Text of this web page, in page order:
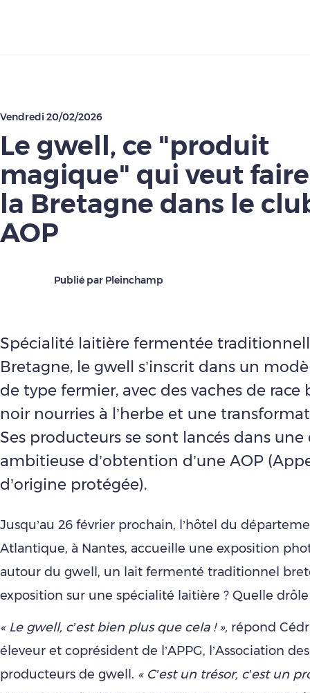
Vendredi 20/02/2026
Le gwell, ce "produit
magique" qui veut
la Bretagne dans le
AOP
Publié par Pleinchamp
Spécialité laitière fermentée
Bretagne, le gwell s’inscrit dans un
de type fermier, avec des vaches de
noir nourries à l’herbe et une
Ses producteurs se sont lancés dans
ambitieuse d’obtention d’une AOP
d’origine protégée).
Jusqu’au 26 février prochain, l’hôtel du
Atlantique, à Nantes, accueille une exposition
autour du gwell, un lait fermenté traditionnel
exposition sur une spécialité laitière ? Quelle drôle
« Le gwell, c’est bien plus que cela ! », répond
éleveur et coprésident de l’APPG, l’Association
producteurs de gwell. « C’est un trésor, c’est un